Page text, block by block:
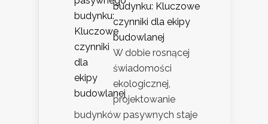
budynku: Kluczowe
czynniki dla ekipy
budowlanej
W dobie rosnącej
świadomości
ekologicznej,
projektowanie
budynków pasywnych staje